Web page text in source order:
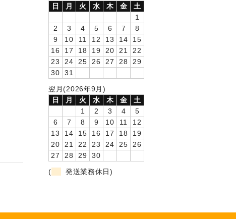
日
月 火 水 木 金
土
1
2
3 4 5 6 7
8
9
10 11 12 13 14
15
16
17 18 19 20 21
22
23
24 25 26 27 28
29
30
31
翌月(2026年9月)
日
月 火 水 木 金
土
1
2 3 4
5
6
7 8 9 10 11
12
13
14 15 16 17 18
19
20
21 22 23 24 25
26
27
28 29
30
(
発送業務休日)